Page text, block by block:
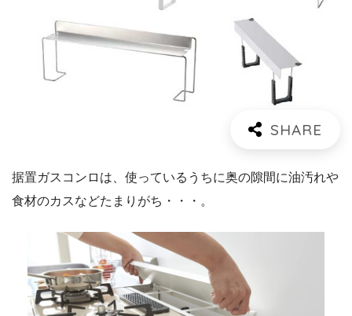
据置ガスコンロは、使っているうちに奥の隙間に油汚れや
食材のカスなどたまりがち・・・。